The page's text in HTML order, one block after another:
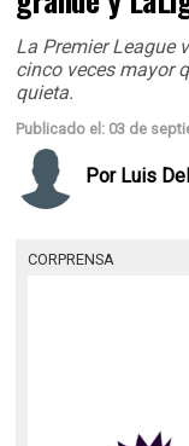
La Premier League
cinco veces mayor
quieta.
Publicado el: 03 de
Por Luis
CORPRENSA